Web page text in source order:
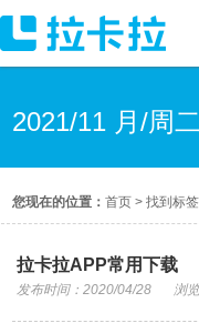
2021/11 月/周二
您现在的位置：首页 >找到标签
拉卡拉APP常用下载
发布时间：2020/04/28 浏